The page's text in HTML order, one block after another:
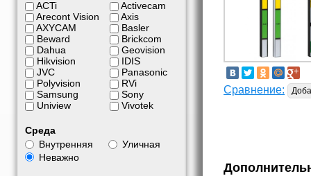
ACTi
Arecont Vision
AXYCAM
Beward
Dahua
Hikvision
JVC
Polyvision
Samsung
Uniview
Activecam
Axis
Basler
Brickcom
Geovision
IDIS
Panasonic
RVi
Sony
Vivotek
Среда
Внутренняя
Уличная
Неважно
Сравнение: